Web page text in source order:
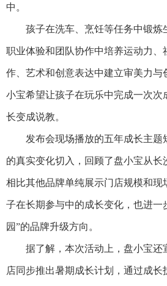
中。
孩子在洗车、烹饪等任务中锻炼
职业体验和团队协作中培养运动力、
作、艺术和创意表达中建立审美力与
小宝希望让孩子在玩乐中完成一次次
长变成说教。
发布会现场播放的五年成长主题
的真实变化切入，回顾了盘小宝从长
相比其他品牌单纯展示门店规模和现
子在长期参与中的成长变化，也进一
园”的品牌升级方向。
据了解，本次活动上，盘小宝还
店同步推出暑期成长计划，通过成长